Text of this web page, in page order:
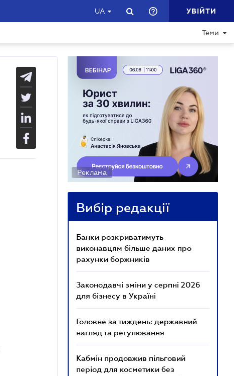
UA УВІЙТИ
Теми
Реклама
Вибір редакції
Банки розкриватимуть
виконавцям більше даних про
рахунки боржників
Законодавчі зміни у серпні 2026
для бізнесу в Україні
Головне за тиждень: державний
нагляд та регулювання
Кабмін продовжив пільговий
період для косметики без